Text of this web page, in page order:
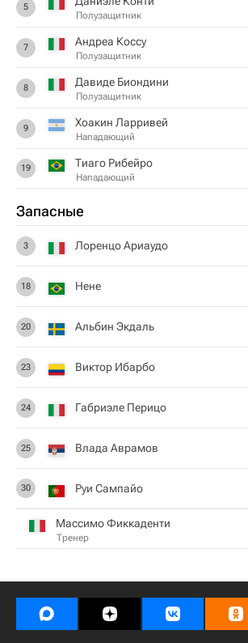
5
Полузащитник
7 Андреа Коссу
Полузащитник
8 Давиде Биондини
Полузащитник
9 Хоакин Ларривей
Нападающий
19 Тиаго Рибейро
Нападающий
Запасные
3 Лоренцо Ариаудо
18 Нене
20 Альбин Экдаль
23 Виктор Ибарбо
24 Габриэле Перицо
25 Влада Аврамов
30 Руи Сампайо
Массимо Фиккаденти
Тренер